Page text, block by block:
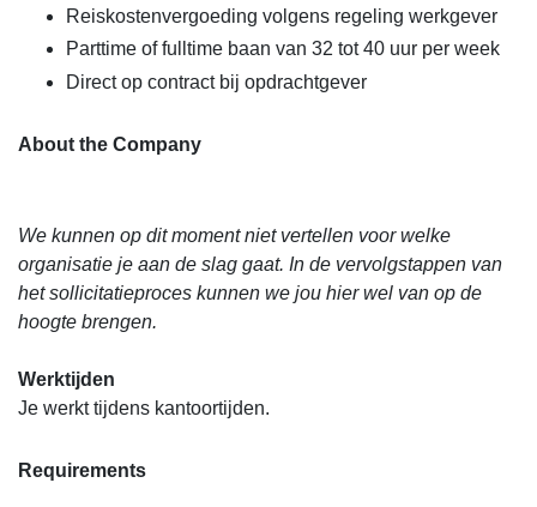
Reiskostenvergoeding volgens regeling werkgever
Parttime of fulltime baan van 32 tot 40 uur per week
Direct op contract bij opdrachtgever
About the Company
We kunnen op dit moment niet vertellen voor welke
organisatie je aan de slag gaat. In de vervolgstappen van
het sollicitatieproces kunnen we jou hier wel van op de
hoogte brengen.
Werktijden
Je werkt tijdens kantoortijden.
Requirements